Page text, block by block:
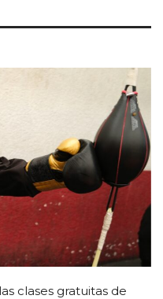
clases gratuitas de